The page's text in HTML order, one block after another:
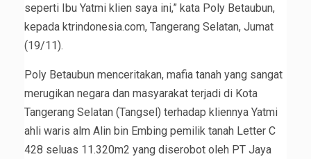
seperti Ibu Yatmi klien saya ini,” kata Poly Betaubun,
kepada ktrindonesia.com, Tangerang Selatan, Jumat
(19/11).
Poly Betaubun menceritakan, mafia tanah yang sangat
merugikan negara dan masyarakat terjadi di Kota
Tangerang Selatan (Tangsel) terhadap kliennya Yatmi
ahli waris alm Alin bin Embing pemilik tanah Letter C
428 seluas 11.320m2 yang diserobot oleh PT Jaya